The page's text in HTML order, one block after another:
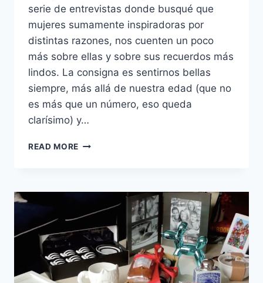
serie de entrevistas donde busqué que
mujeres sumamente inspiradoras por
distintas razones, nos cuenten un poco
más sobre ellas y sobre sus recuerdos más
lindos. La consigna es sentirnos bellas
siempre, más allá de nuestra edad (que no
es más que un número, eso queda
clarísimo) y…
READ MORE SIEMPRE
CELEBRAR
EDAD
VI:
REBECA
ESCRIBENS